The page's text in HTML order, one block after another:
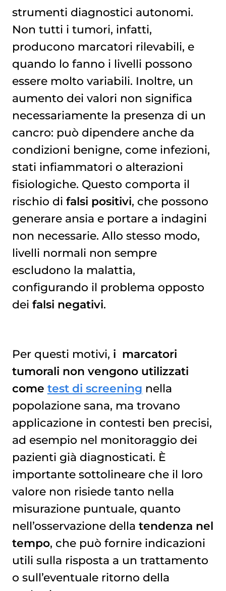
strumenti diagnostici autonomi.
Non tutti i tumori, infatti,
producono marcatori rilevabili, e
quando lo fanno i livelli possono
essere molto variabili. Inoltre, un
aumento dei valori non significa
necessariamente la presenza di un
cancro: può dipendere anche da
condizioni benigne, come infezioni,
stati infiammatori o alterazioni
fisiologiche. Questo comporta il
rischio di falsi positivi, che possono
generare ansia e portare a indagini
non necessarie. Allo stesso modo,
livelli normali non sempre
escludono la malattia,
configurando il problema opposto
dei falsi negativi.
Per questi motivi, i marcatori
tumorali non vengono utilizzati
come test di screening nella
popolazione sana, ma trovano
applicazione in contesti ben precisi,
ad esempio nel monitoraggio dei
pazienti già diagnosticati. È
importante sottolineare che il loro
valore non risiede tanto nella
misurazione puntuale, quanto
nell’osservazione della tendenza nel
tempo, che può fornire indicazioni
utili sulla risposta a un trattamento
o sull’eventuale ritorno della